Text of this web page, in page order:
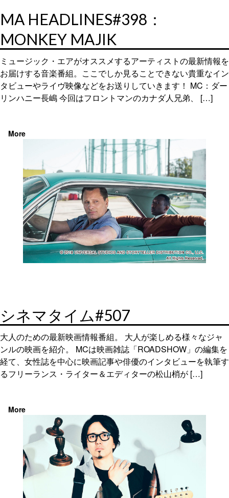
MA HEADLINES#398：
MONKEY MAJIK
ミュージック・エアがオススメするアーティストの最新情報を
お届けする音楽番組。ここでしか見ることできない貴重なイン
タビューやライヴ映像などをお送りしていきます！ MC：ダー
リンハニー長嶋 今回はフロントマンのカナダ人兄弟、 […]
More
シネマタイム#507
大人のための最新映画情報番組。 大人が楽しめる様々なジャ
ンルの映画を紹介。 MCは映画雑誌「ROADSHOW」の編集を
経て、女性誌を中心に映画記事や俳優のインタビューを執筆す
るフリーランス・ライター＆エディターの松山梢が […]
More